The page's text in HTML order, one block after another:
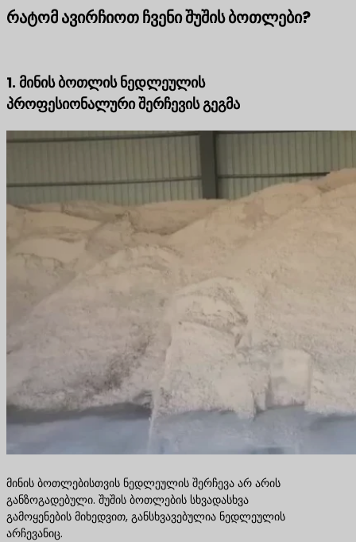
რატომ ავირჩიოთ ჩვენი შუშის ბოთლები?
1. მინის ბოთლის ნედლეულის
პროფესიონალური შერჩევის გეგმა
მინის ბოთლებისთვის ნედლეულის შერჩევა არ არის
განზოგადებული. შუშის ბოთლების სხვადასხვა
გამოყენების მიხედვით, განსხვავებულია ნედლეულის
არჩევანიც.